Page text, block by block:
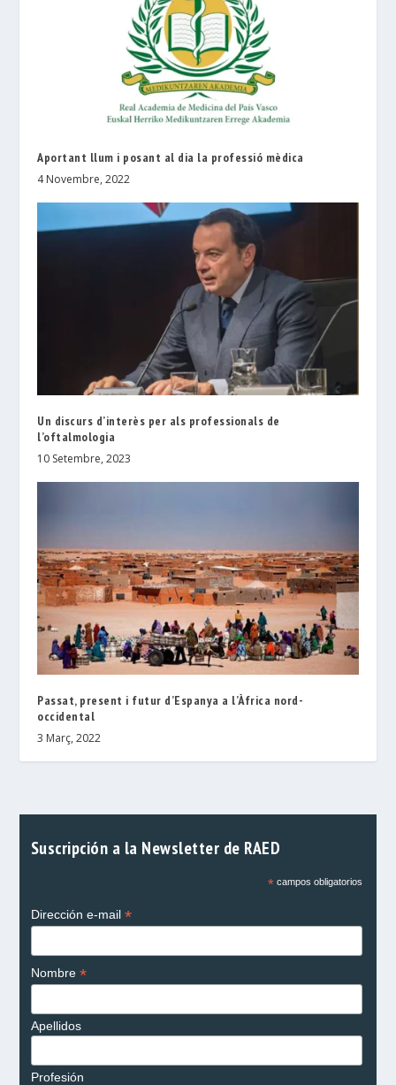
Aportant llum i posant al dia la professió mèdica
4 Novembre, 2022
Un discurs d’interès per als professionals de
l’oftalmologia
10 Setembre, 2023
Passat, present i futur d’Espanya a l’Àfrica nord-
occidental
3 Març, 2022
Suscripción a la Newsletter de RAED
*campos obligatorios
Dirección e-mail *
Nombre *
Apellidos
Profesión